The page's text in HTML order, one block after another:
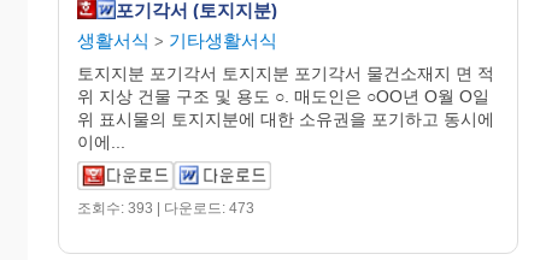
포기각서 (토지지분)
생활서식 > 기타생활서식
토지지분 포기각서 토지지분 포기각서 물건소재지 면 적
위 지상 건물 구조 및 용도 ○. 매도인은 ○OO년 O월 O일
위 표시물의 토지지분에 대한 소유권을 포기하고 동시에
이에...
조회수: 393 | 다운로드: 473